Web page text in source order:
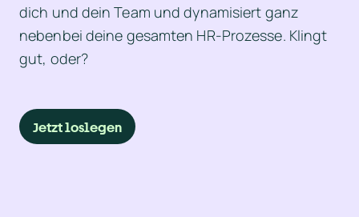
dich und dein Team und dynamisiert ganz
nebenbei deine gesamten HR-Prozesse. Klingt
gut, oder?
Jetzt loslegen